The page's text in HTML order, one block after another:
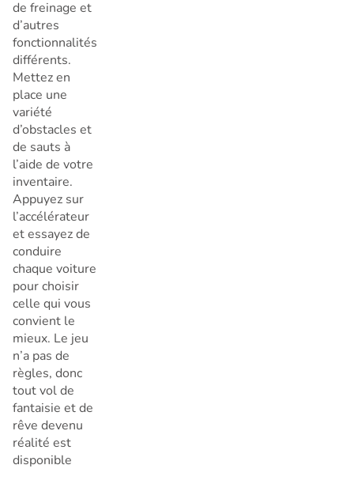
de freinage et
d’autres
fonctionnalités
différents.
Mettez en
place une
variété
d’obstacles et
de sauts à
l’aide de votre
inventaire.
Appuyez sur
l’accélérateur
et essayez de
conduire
chaque voiture
pour choisir
celle qui vous
convient le
mieux. Le jeu
n’a pas de
règles, donc
tout vol de
fantaisie et de
rêve devenu
réalité est
disponible